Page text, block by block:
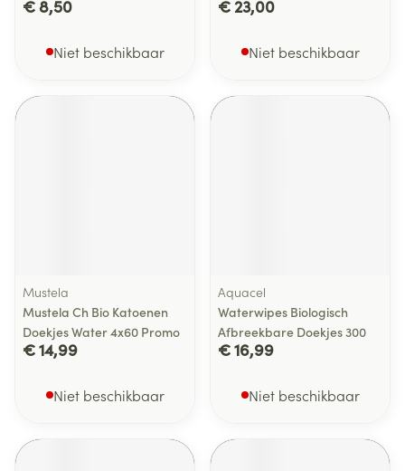
€ 8,50
Niet beschikbaar
€ 23,00
Niet beschikbaar
Mustela
Mustela Ch Bio Katoenen
Doekjes Water 4x60 Promo
€ 14,99
Niet beschikbaar
Aquacel
Waterwipes Biologisch
Afbreekbare Doekjes 300
€ 16,99
Niet beschikbaar